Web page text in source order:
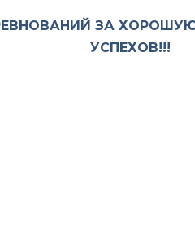
ЗА
УСПЕХОВ!!!
ПО 10 НОЯБРЯ